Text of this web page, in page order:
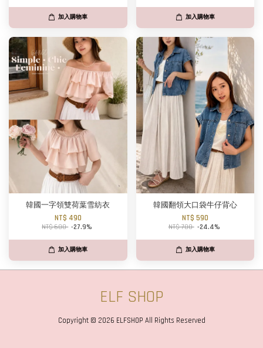
加入購物車 加入購物車
韓國一字領雙荷葉雪紡衣
NT$ 490
NT$ 680 -27.9%
加入購物車
韓國翻領大口袋牛仔背心
NT$ 590
NT$ 780 -24.4%
加入購物車
ELF SHOP
Copyright © 2026 ELFSHOP All Rights Reserved